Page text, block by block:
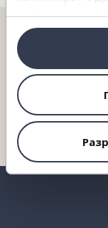
информация или
ползването от
НЕ
На твое